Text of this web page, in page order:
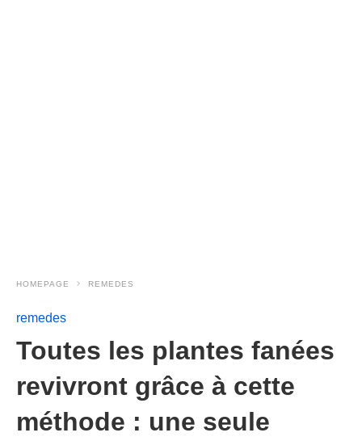
HOMEPAGE REMEDES
remedes
Toutes les plantes fanées
revivront grâce à cette
méthode : une seule